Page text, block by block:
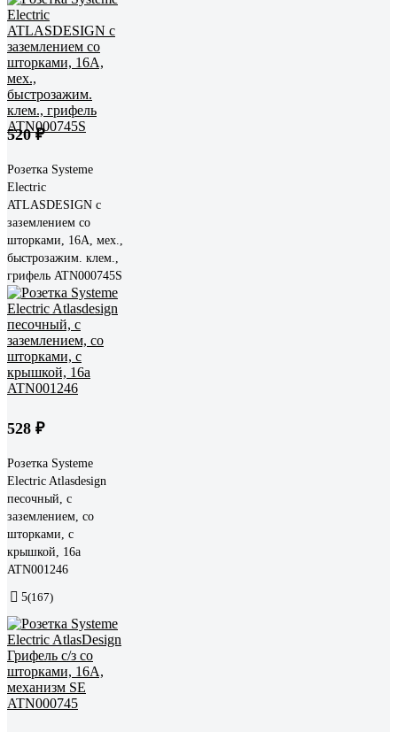
520 ₽
Розетка Systeme
Electric
ATLASDESIGN с
заземлением со
шторками, 16А, мех.,
быстрозажим. клем.,
грифель ATN000745S
528 ₽
Розетка Systeme
Electric Atlasdesign
песочный, с
заземлением, со
шторками, с
крышкой, 16а
ATN001246
5(167)